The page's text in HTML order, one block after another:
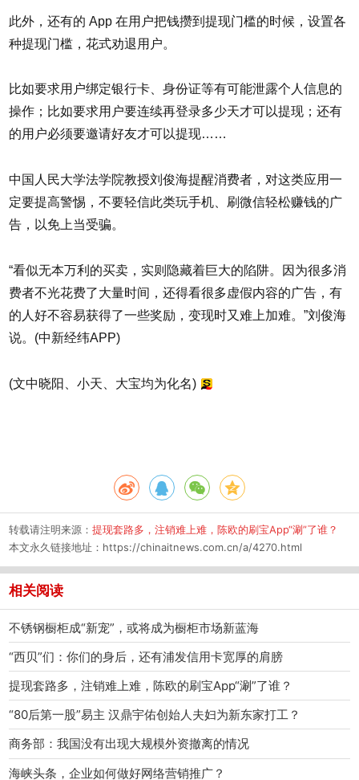
此外，还有的 App 在用户把钱攒到提现门槛的时候，设置各
种提现门槛，花式劝退用户。
比如要求用户绑定银行卡、身份证等有可能泄露个人信息的
操作；比如要求用户要连续再登录多少天才可以提现；还有
的用户必须要邀请好友才可以提现……
中国人民大学法学院教授刘俊海提醒消费者，对这类应用一
定要提高警惕，不要轻信此类玩手机、刷微信轻松赚钱的广
告，以免上当受骗。
“看似无本万利的买卖，实则隐藏着巨大的陷阱。因为很多消
费者不光花费了大量时间，还得看很多虚假内容的广告，有
的人好不容易获得了一些奖励，变现时又难上加难。”刘俊海
说。(中新经纬APP)
(文中晓阳、小天、大宝均为化名)
转载请注明来源： 提现套路多，注销难上难，陈欧的刷宝App“涮”了谁？
本文永久链接地址： https://chinaitnews.com.cn/a/4270.html
相关阅读
不锈钢橱柜成“新宠”，或将成为橱柜市场新蓝海
“西贝”们：你们的身后，还有浦发信用卡宽厚的肩膀
提现套路多，注销难上难，陈欧的刷宝App“涮”了谁？
“80后第一股”易主 汉鼎宇佑创始人夫妇为新东家打工？
商务部：我国没有出现大规模外资撤离的情况
海峡头条，企业如何做好网络营销推广？